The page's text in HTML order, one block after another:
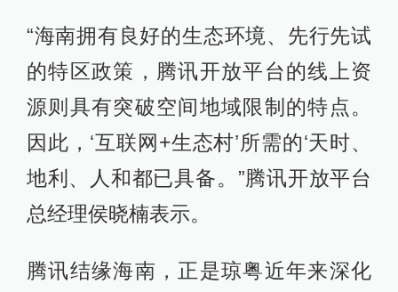
“海南拥有良好的生态环境、先行先试
的特区政策，腾讯开放平台的线上资
源则具有突破空间地域限制的特点。
因此，‘互联网+生态村’所需的‘天时、
地利、人和都已具备。”腾讯开放平台
总经理侯晓楠表示。
腾讯结缘海南，正是琼粤近年来深化